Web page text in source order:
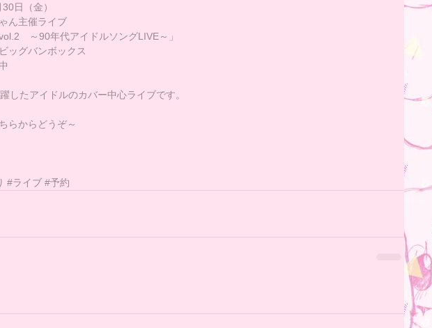
日（金）
ん主催ライブ
　～90年代アイドルソングLIVE～」
ッグバンボックス
したアイドルのカバー中心ライブです。
らからどうぞ～
#ライブ #予約